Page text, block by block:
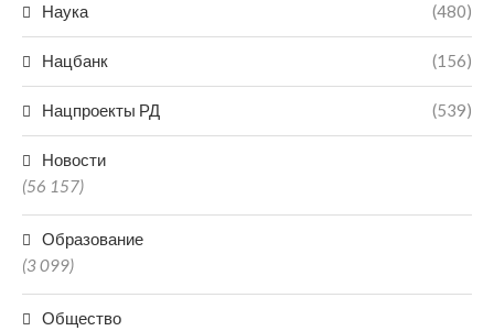
Наука (480)
Нацбанк (156)
Нацпроекты РД (539)
Новости
(56 157)
Образование
(3 099)
Общество